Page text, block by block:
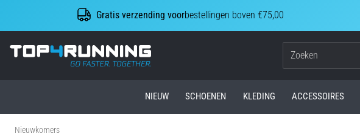
Gratis verzending voorbestellingen boven €75,00
Top4Running.nl
NIEUW SCHOENEN KLEDING ACCESSOIRES
Nieuwkomers